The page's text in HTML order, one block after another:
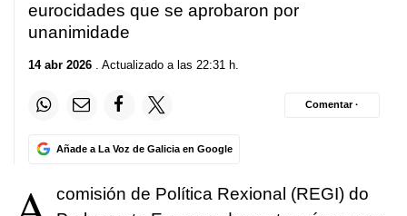
eurocidades que se aprobaron por
unanimidade
14 abr 2026 . Actualizado a las 22:31 h.
Añade a La Voz de Galicia en Google
Comentar ·
comisión de Política Rexional (REGI) do